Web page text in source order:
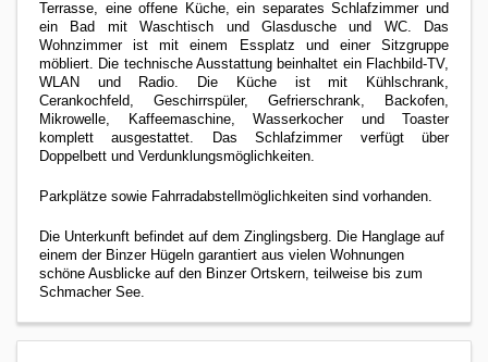
Terrasse, eine offene Küche, ein separates Schlafzimmer und
ein Bad mit Waschtisch und Glasdusche und WC. Das
Wohnzimmer ist mit einem Essplatz und einer Sitzgruppe
möbliert. Die technische Ausstattung beinhaltet ein Flachbild-TV,
WLAN und Radio. Die Küche ist mit Kühlschrank,
Cerankochfeld, Geschirrspüler, Gefrierschrank, Backofen,
Mikrowelle, Kaffeemaschine, Wasserkocher und Toaster
komplett ausgestattet. Das Schlafzimmer verfügt über
Doppelbett und Verdunklungsmöglichkeiten.
Parkplätze sowie Fahrradabstellmöglichkeiten sind vorhanden.
Die Unterkunft befindet auf dem Zinglingsberg. Die Hanglage auf
einem der Binzer Hügeln garantiert aus vielen Wohnungen
schöne Ausblicke auf den Binzer Ortskern, teilweise bis zum
Schmacher See.